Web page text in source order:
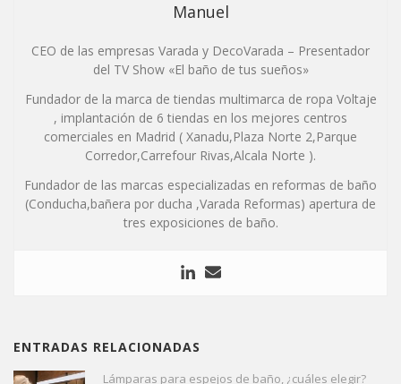
Manuel
CEO de las empresas Varada y DecoVarada – Presentador
del TV Show «El baño de tus sueños»
Fundador de la marca de tiendas multimarca de ropa Voltaje
, implantación de 6 tiendas en los mejores centros
comerciales en Madrid ( Xanadu,Plaza Norte 2,Parque
Corredor,Carrefour Rivas,Alcala Norte ).
Fundador de las marcas especializadas en reformas de baño
(Conducha,bañera por ducha ,Varada Reformas) apertura de
tres exposiciones de baño.
ENTRADAS RELACIONADAS
Lámparas para espejos de baño, ¿cuáles elegir?